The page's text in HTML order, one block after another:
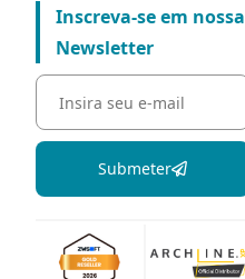
Inscreva-se em nossa
Newsletter
Submeter